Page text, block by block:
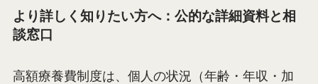
より詳しく知りたい方へ：公的な詳細資料と相
談窓口
高額療養費制度は、個人の状況（年齢・年収・加